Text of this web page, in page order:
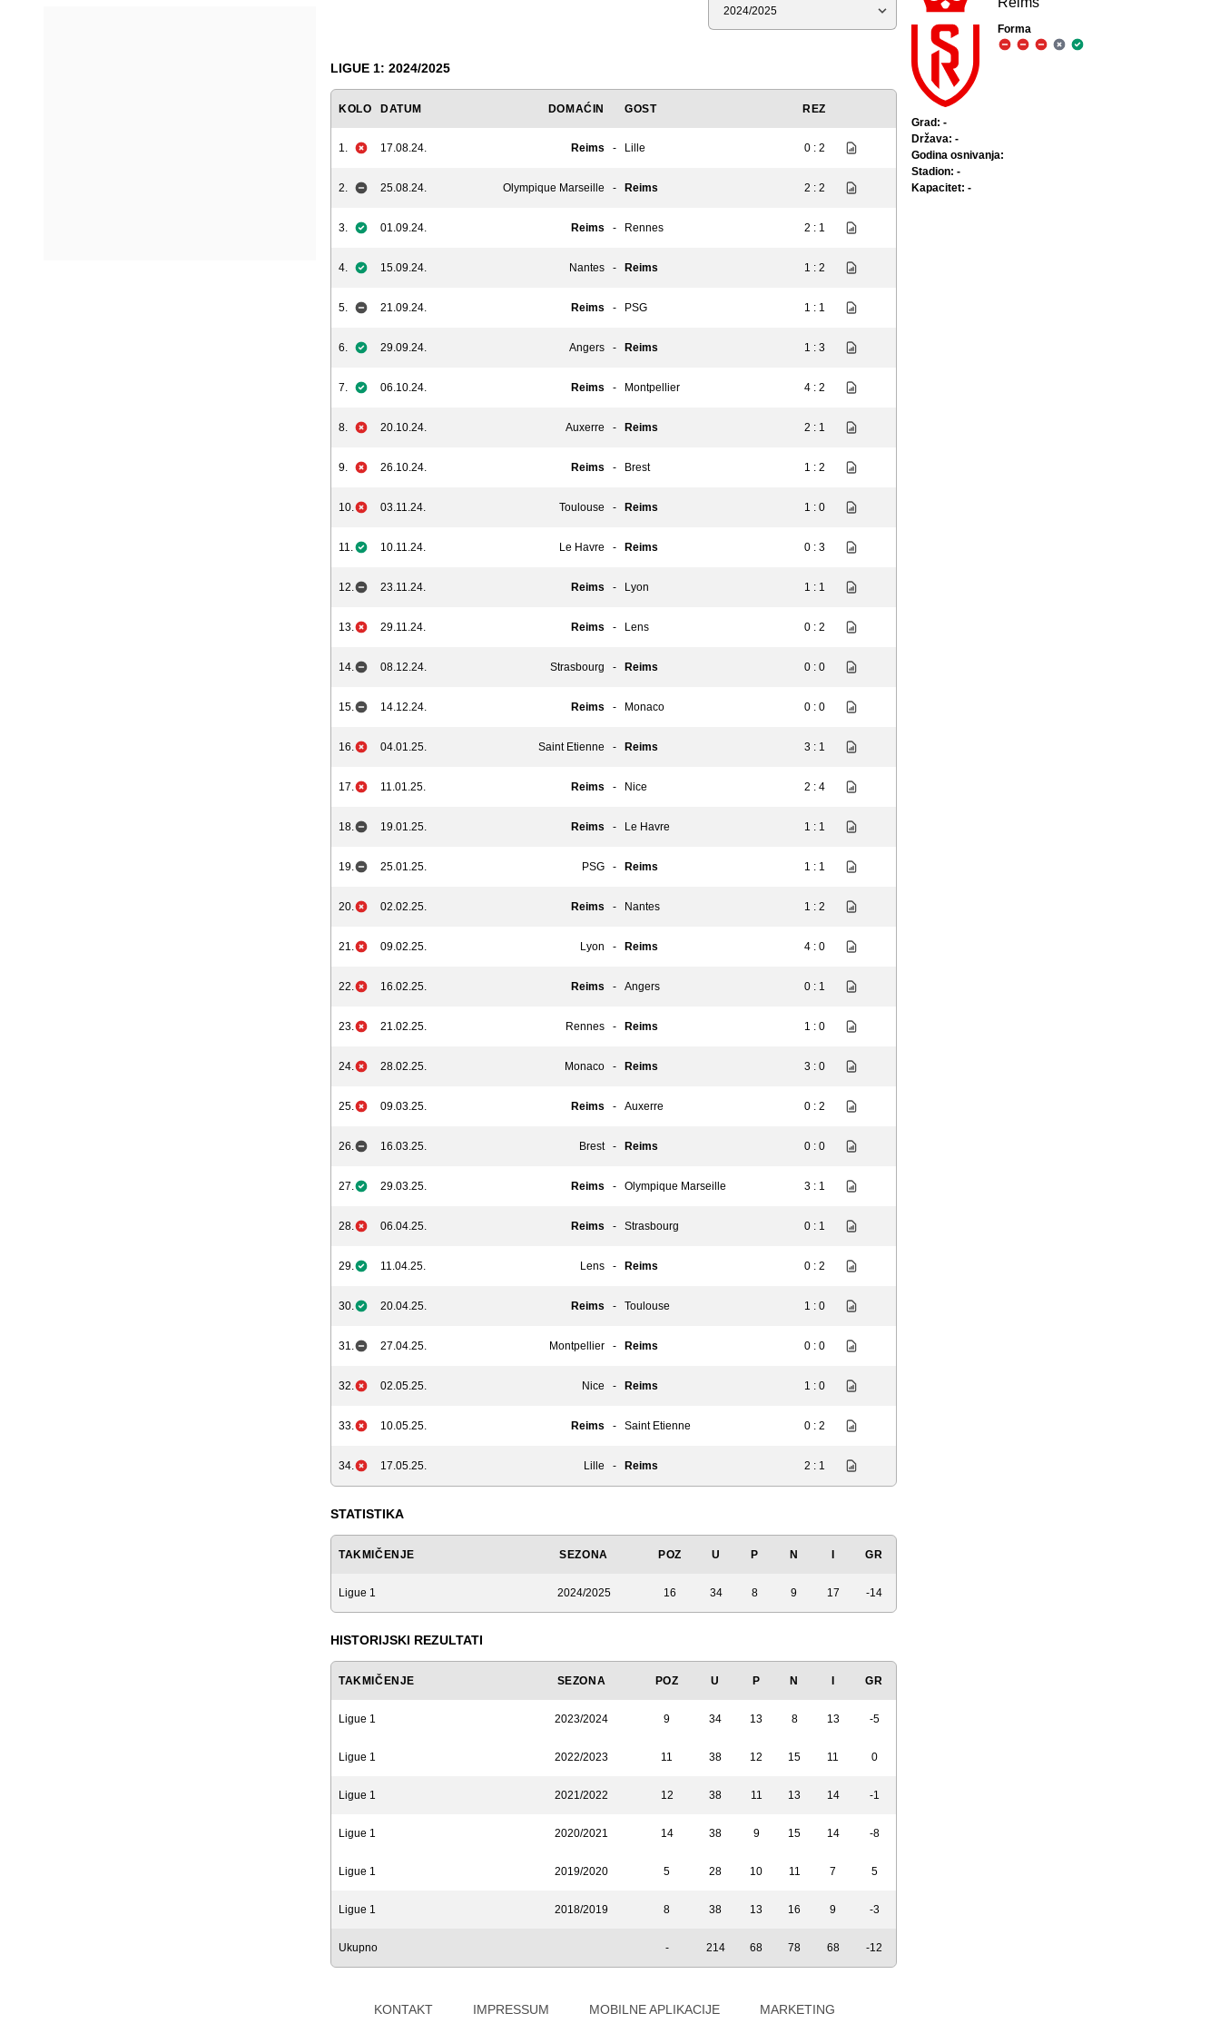
LIGUE 1: 2024/2025
KOLO DATUM DOMAĆIN GOST REZ
1. 17.08.24. Reims - Lille 0 : 2
2. 25.08.24. Olympique Marseille - Reims 2 : 2
3. 01.09.24. Reims - Rennes 2 : 1
4. 15.09.24. Nantes - Reims 1 : 2
5. 21.09.24. Reims - PSG 1 : 1
6. 29.09.24. Angers - Reims 1 : 3
7. 06.10.24. Reims - Montpellier 4 : 2
8. 20.10.24. Auxerre - Reims 2 : 1
9. 26.10.24. Reims - Brest 1 : 2
10. 03.11.24. Toulouse - Reims 1 : 0
11. 10.11.24. Le Havre - Reims 0 : 3
12. 23.11.24. Reims - Lyon 1 : 1
13. 29.11.24. Reims - Lens 0 : 2
14. 08.12.24. Strasbourg - Reims 0 : 0
15. 14.12.24. Reims - Monaco 0 : 0
16. 04.01.25. Saint Etienne - Reims 3 : 1
17. 11.01.25. Reims - Nice 2 : 4
18. 19.01.25. Reims - Le Havre 1 : 1
19. 25.01.25. PSG - Reims 1 : 1
20. 02.02.25. Reims - Nantes 1 : 2
21. 09.02.25. Lyon - Reims 4 : 0
22. 16.02.25. Reims - Angers 0 : 1
23. 21.02.25. Rennes - Reims 1 : 0
24. 28.02.25. Monaco - Reims 3 : 0
25. 09.03.25. Reims - Auxerre 0 : 2
26. 16.03.25. Brest - Reims 0 : 0
27. 29.03.25. Reims - Olympique Marseille 3 : 1
28. 06.04.25. Reims - Strasbourg 0 : 1
29. 11.04.25. Lens - Reims 0 : 2
30. 20.04.25. Reims - Toulouse 1 : 0
31. 27.04.25. Montpellier - Reims 0 : 0
32. 02.05.25. Nice - Reims 1 : 0
33. 10.05.25. Reims - Saint Etienne 0 : 2
34. 17.05.25. Lille - Reims 2 : 1
STATISTIKA
TAKMIČENJE SEZONA POZ U P N GR
Ligue 1 2024/2025 16 34 8 9 17 -14
HISTORIJSKI REZULTATI
TAKMIČENJE SEZONA POZ U P N GR
Ligue 1 2023/2024 9 34 13 8 13 -5
Ligue 1 2022/2023 11 38 12 15 11 0
Ligue 1 2021/2022 12 38 11 13 14 -1
Ligue 1 2020/2021 14 38 9 15 14 -8
Ligue 1 2019/2020 5 28 10 11 7 5
Ligue 1 2018/2019 8 38 13 16 9 -3
Ukupno - 214 68 78 68 -12
Forma
Grad: -
Država: -
Godina osnivanja:
Stadion: -
Kapacitet: -
KONTAKT IMPRESSUM MOBILNE APLIKACIJE MARKETING